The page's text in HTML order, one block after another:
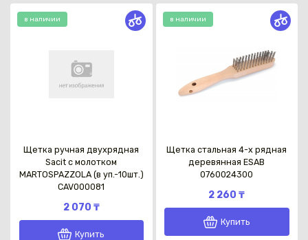
Каз
в наличии
Щетка ручная двухрядная
Sacit с молотком
MARTOSPAZZOLA (в уп.-10шт.)
CAV000081
2 070 ₸
Купить
в наличии
Щетка стальная 4-х рядная
деревянная ESAB
0760024300
2 260 ₸
Купить